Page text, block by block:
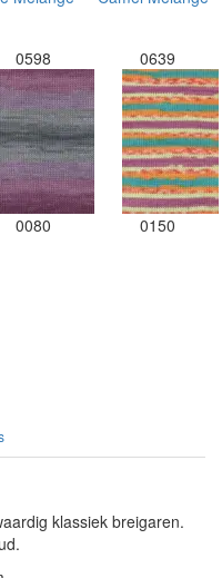
0598 0639
0080 0150
klassiek breigaren.